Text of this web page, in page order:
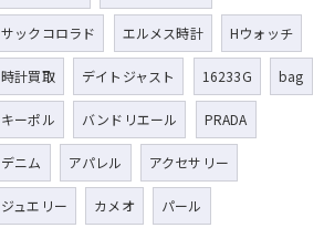
サックコロラド エルメス時計 Hウォッチ
時計買取 デイトジャスト 16233G bag
キーポル バンドリエール PRADA
デニム アパレル アクセサリー
ジュエリー カメオ パール